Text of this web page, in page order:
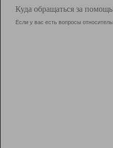
Куда обращаться за
Если у вас есть вопросы